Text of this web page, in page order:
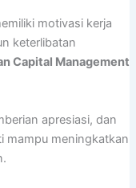
motivasi kerja
keterlibatan
Capital Management
apresiasi, dan
mampu meningkatkan